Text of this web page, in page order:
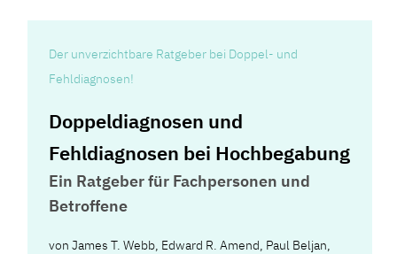
Der unverzichtbare Ratgeber bei Doppel- und
Fehldiagnosen!
Doppeldiagnosen und
Fehldiagnosen bei Hochbegabung
Ein Ratgeber für Fachpersonen und
Betroffene
vonJames T. Webb, Edward R. Amend, Paul Beljan,